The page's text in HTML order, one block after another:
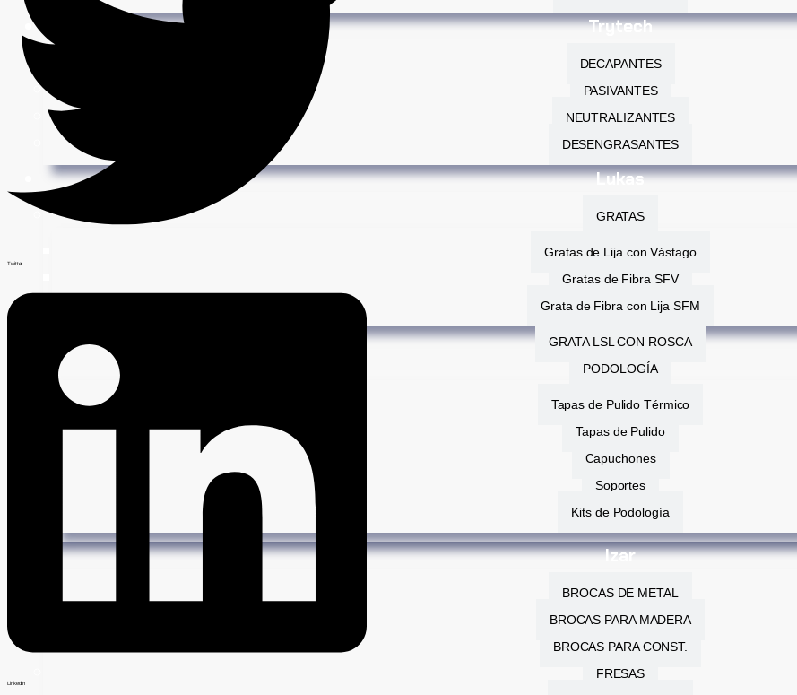
Trytech
DECAPANTES
PASIVANTES
NEUTRALIZANTES
DESENGRASANTES
Lukas
GRATAS
Gratas de Lija con Vástago
Gratas de Fibra SFV
Grata de Fibra con Lija SFM
GRATA LSL CON ROSCA
PODOLOGÍA
Tapas de Pulido Térmico
Tapas de Pulido
Capuchones
Soportes
Kits de Podología
Izar
BROCAS DE METAL
BROCAS PARA MADERA
BROCAS PARA CONST.
FRESAS
Twitter
LinkedIn